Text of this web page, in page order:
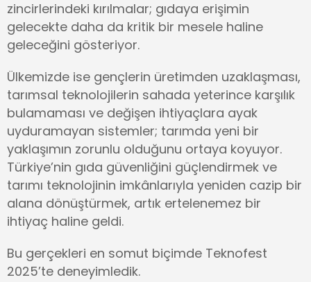
zincirlerindeki kırılmalar; gıdaya erişimin
gelecekte daha da kritik bir mesele haline
geleceğini gösteriyor.
Ülkemizde ise gençlerin üretimden uzaklaşması,
tarımsal teknolojilerin sahada yeterince karşılık
bulamaması ve değişen ihtiyaçlara ayak
uyduramayan sistemler; tarımda yeni bir
yaklaşımın zorunlu olduğunu ortaya koyuyor.
Türkiye’nin gıda güvenliğini güçlendirmek ve
tarımı teknolojinin imkânlarıyla yeniden cazip bir
alana dönüştürmek, artık ertelenemez bir
ihtiyaç haline geldi.
Bu gerçekleri en somut biçimde Teknofest
2025’te deneyimledik.